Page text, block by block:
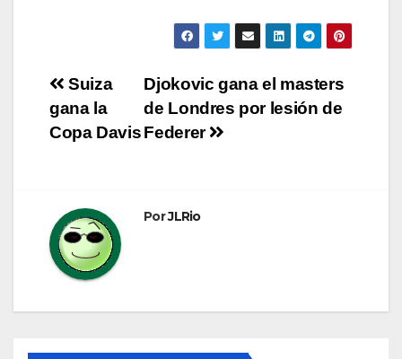
Navegación
de
Djokovic gana el masters
de Londres por lesión de
Federer
Suiza
gana la
Copa Davis
PorJLRio